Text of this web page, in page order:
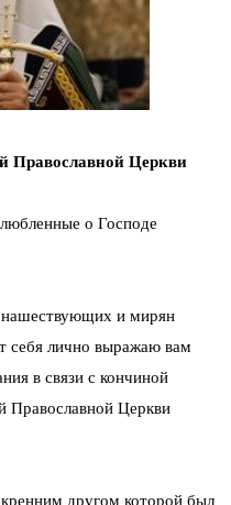
Православной Церкви
о Господе
и мирян
себя лично выражаю вам
в связи с кончиной
Православной Церкви
другом которой был